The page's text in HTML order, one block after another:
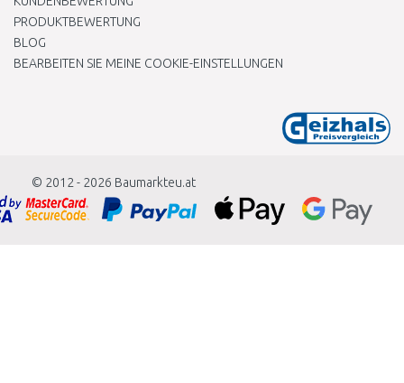
PRODUKTBEWERTUNG
BLOG
BEARBEITEN SIE MEINE COOKIE-EINSTELLUNGEN
© 2012 - 2026 Baumarkteu.at